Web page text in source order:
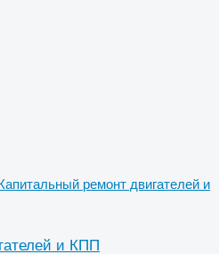
ремонт двигателей и
и КПП